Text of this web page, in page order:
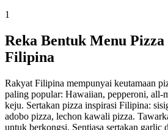
1
Reka Bentuk Menu
Filipina
Rakyat Filipina mempunyai keutamaan
paling popular: Hawaiian, pepperoni, all-
keju. Sertakan pizza inspirasi Filipina:
adobo pizza, lechon kawali pizza.
untuk berkongsi. Sentiasa sertakan garlic